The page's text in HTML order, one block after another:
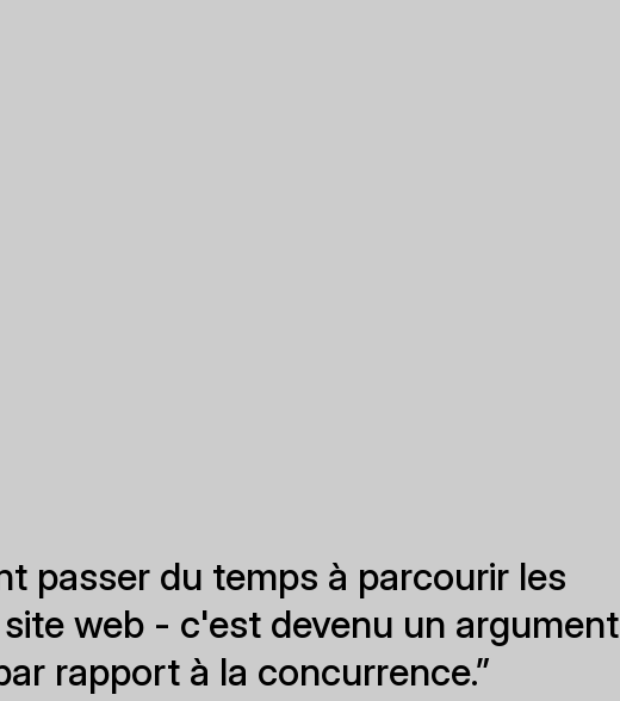
passer du temps à parcourir les
web - c'est devenu un argument
rapport à la concurrence.”